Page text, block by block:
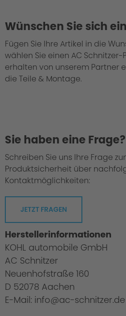
Wünschen Sie sich
Fügen Sie Ihre Artikel in die
wählen Sie einen AC Schnitzer-
erhalten von unserem Partner
die Teile & Montage.
Sie haben eine Frage?
Schreiben Sie uns Ihre Frage
Produktsicherheit über
Kontaktmöglichkeiten:
JETZT FRAGEN
Herstellerinformationen
KOHL automobile GmbH
AC Schnitzer
Neuenhofstraße 160
D 52078 Aachen
E-Mail: info@ac-schnitzer.de